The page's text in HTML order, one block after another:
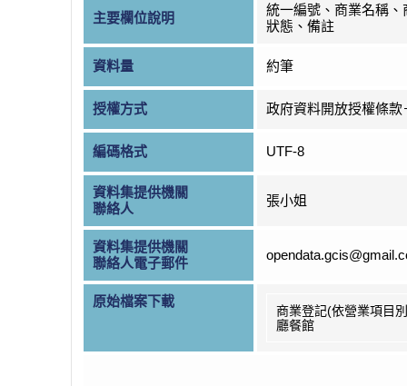
主要欄位說明
統一編號、商業名稱、
狀態、備註
資料量 約筆
授權方式 政府資料開放授權條款
編碼格式 UTF-8
資料集提供機關
聯絡人
張小姐
資料集提供機關
聯絡人電子郵件
原始檔案下載
商業登記(依營業項目
廳餐館